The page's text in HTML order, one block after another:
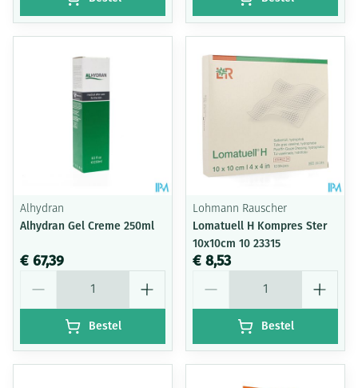
Alhydran
Alhydran Gel Creme 250ml
€ 67,39
Bestel
Lohmann Rauscher
Lomatuell H Kompres Ster
10x10cm 10 23315
€ 8,53
Bestel